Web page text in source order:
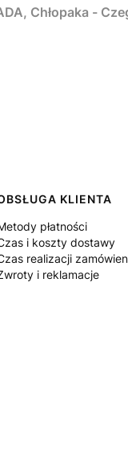
Chłopaka -
KLIENTA
płatności
i koszty dostawy
realizacji
i reklamacje